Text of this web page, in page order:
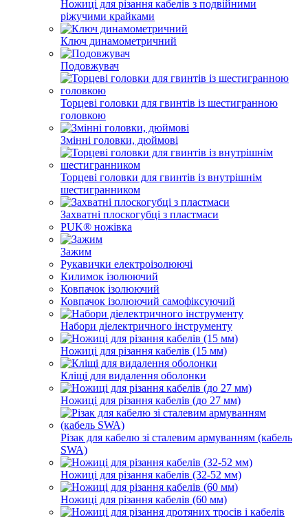
Ножиці для різання кабелів з подвійними
ріжучими крайками
Ключ динамометричний
Подовжувач
Торцеві головки для гвинтів із шестигранною
головкою
Змінні головки, дюймові
Торцеві головки для гвинтів із внутрішнім
шестигранником
Захватні плоскогубці з пластмаси
PUK® ножівка
Зажим
Рукавички електроізолюючі
Килимок ізолюючий
Ковпачок ізолюючий
Ковпачок ізолюючий самофіксуючий
Набори діелектричного інструменту
Ножиці для різання кабелів (15 мм)
Кліщі для видалення оболонки
Ножиці для різання кабелів (до 27 мм)
Різак для кабелю зі сталевим армуванням (кабель
SWA)
Ножиці для різання кабелів (32-52 мм)
Ножиці для різання кабелів (60 мм)